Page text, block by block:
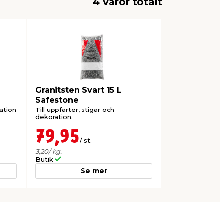
Granitsten Svart 15 L
Safestone
Till uppfarter, stigar och
dekoration.
79,95/ st.
3,20/ kg.
Butik
Se mer